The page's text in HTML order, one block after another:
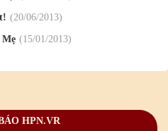
20/06/2013
Mẹ 15/01 /2013
HPN.VR
/01/2022
2022 23/12/2021
/2021
/2020